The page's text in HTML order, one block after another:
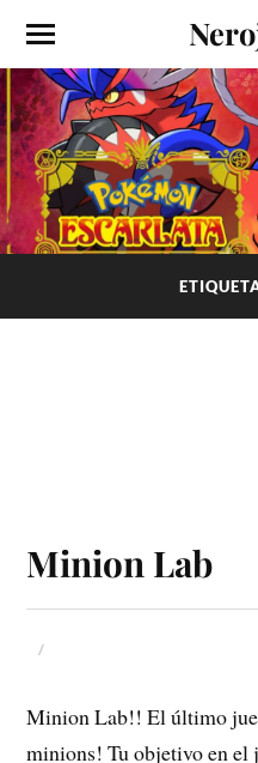
Minion Lab
Minion Lab!! El último
minions! Tu objetivo en el